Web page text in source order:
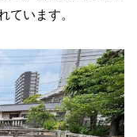
ています。